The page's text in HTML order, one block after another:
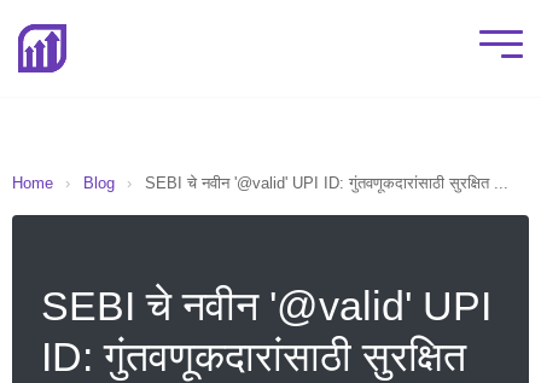
Home › Blog › SEBI चे नवीन '@valid' UPI ID: गुंतवणूकदारांसाठी सुरक्षित ...
SEBI चे नवीन '@valid' UPI
ID: गुंतवणूकदारांसाठी सुरक्षित